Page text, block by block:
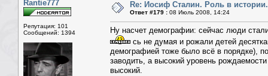
Rantie777
Репутация: 101
Сообщений: 1394
Re: Иосиф Сталин. Роль в истории.
Ответ #179 : 08 Июль 2008, 14:24
Ну насчет демографии: сейчас люди
сь не думая и рожали детей
демографией тоже было всё в порядке),
заводить, а высокий уровень
высокий.